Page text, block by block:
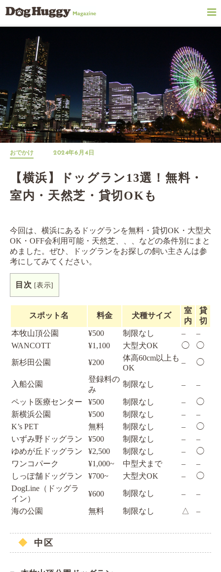
おでかけ 2024年6月4日
【横浜】ドッグラン13選！無料・
室内・天然芝・貸切OKも
今回は、横浜にあるドッグランを無料・貸切OK・大型犬
OK・OFF会利用可能・天然芝、、、などの条件別にまと
めました。ぜひ、ドッグランをお探しの飼い主さんは参
考にしてみてください。
目次 [表示]
スポット名 料金 犬種サイズ
室
内
貸
切
本牧山頂公園
¥500 制限なし –
–
WANCOTT
¥1,100 大型犬OK ◯
◯
新杉田公園
¥200
体高60cm以上も
OK
– ◯
入船公園
登録料の
み
制限なし – –
ペット医療センター ¥500 制限なし –
◯
新横浜公園
¥500 制限なし –
–
K’s PET
無料 制限なし –
◯
いずみ野ドッグラン
¥500 制限なし –
–
ゆめが丘ドッグラン
¥2,500 制限なし –
◯
ワンコパーク
¥1,000~ 中型犬まで –
–
しっぽ舗ドッグラン
¥700~ 大型犬OK –
◯
DogLine（ドッグラ
イン）
¥600 制限なし – –
海の公園 無料 制限なし △ –
中区